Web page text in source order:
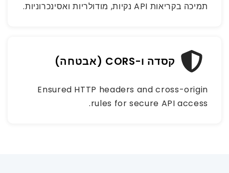
תמיכה בקריאות API נקיות, מודולריות ואסינכרוניות.
קסדה ו-CORS (אבטחה)
Ensured HTTP headers and cross-origin
rules for secure API access.